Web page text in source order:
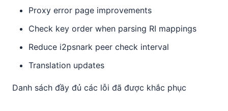
Proxy error page improvements
Check key order when parsing RI mappings
Reduce i2psnark peer check interval
Translation updates
Danh sách đầy đủ các lỗi đã được khắc phục